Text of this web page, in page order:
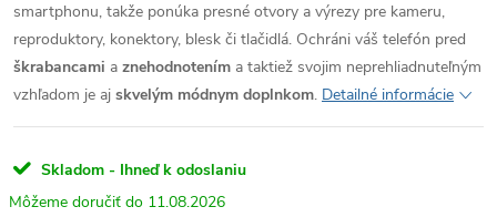
smartphonu, takže ponúka presné otvory a výrezy pre kameru,
reproduktory, konektory, blesk či tlačidlá. Ochráni váš telefón pred
škrabancami a znehodnotením a taktiež svojim neprehliadnuteľným
vzhľadom je aj skvelým módnym doplnkom. Detailné informácie
Skladom - Ihneď k odoslaniu
11.08.2026